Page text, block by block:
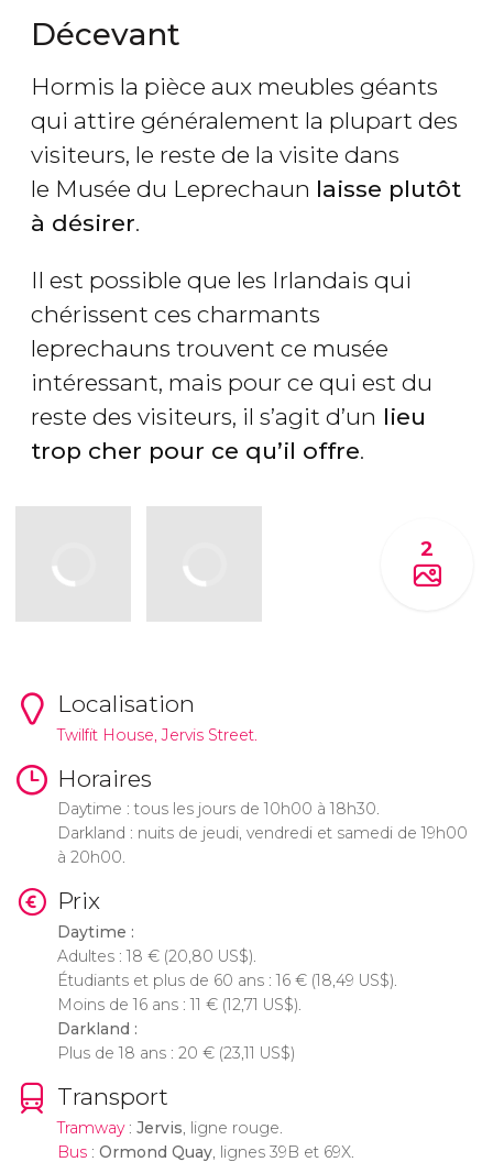
Décevant
Hormis la pièce aux meubles géants
qui attire généralement la plupart des
visiteurs, le reste de la visite dans
le Musée du Leprechaun laisse plutôt
à désirer.
Il est possible que les Irlandais qui
chérissent ces charmants
leprechauns trouvent ce musée
intéressant, mais pour ce qui est du
reste des visiteurs, il s’agit d’un lieu
trop cher pour ce qu’il offre.
2
Localisation
Twilfit House, Jervis Street.
Horaires
Daytime : tous les jours de 10h00 à 18h30.
Darkland : nuits de jeudi, vendredi et samedi de 19h00
à 20h00.
Prix
Daytime :
Adultes : 18 €(20,80 US$).
Étudiants et plus de 60 ans : 16 €(18,49 US$).
Moins de 16 ans : 11 €(12,71 US$).
Darkland :
Plus de 18 ans : 20 €(23,11 US$)
Transport
Tramway: Jervis, ligne rouge.
Bus: Ormond Quay, lignes 39B et 69X.